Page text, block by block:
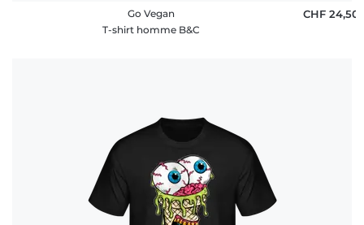
Go Vegan
T-shirt homme B&C
CHF 24,50